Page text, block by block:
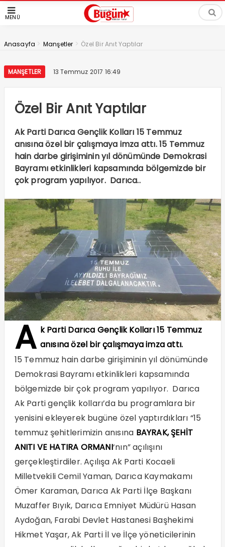
MENÜ
Anasayfa > Manşetler > Özel Bir Anıt Yaptılar
MANŞETLER 13 Temmuz 2017 16:49
Özel Bir Anıt Yaptılar
Ak Parti Darıca Gençlik Kolları 15 Temmuz
anısına özel bir çalışmaya imza attı. 15 Temmuz
hain darbe girişiminin yıl dönümünde Demokrasi
Bayramı etkinlikleri kapsamında bölgemizde bir
çok program yapılıyor. Darıca..
A k Parti Darıca Gençlik Kolları 15 Temmuz
anısına özel bir çalışmaya imza attı.
15 Temmuz hain darbe girişiminin yıl dönümünde
Demokrasi Bayramı etkinlikleri kapsamında
bölgemizde bir çok program yapılıyor. Darıca
Ak Parti gençlik kolları’da bu programlara bir
yenisini ekleyerek bugüne özel yaptırdıkları “15
temmuz şehitlerimizin anısına BAYRAK, ŞEHİT
ANITI VE HATIRA ORMANI‘nın” açılışını
gerçekleştirdiler. Açılışa Ak Parti Kocaeli
Milletvekili Cemil Yaman, Darıca Kaymakamı
Ömer Karaman, Darıca Ak Parti İlçe Başkanı
Muzaffer Bıyık, Darıca Emniyet Müdürü Hasan
Aydoğan, Farabi Devlet Hastanesi Başhekimi
Hikmet Yaşar, Ak Parti İl ve İlçe yöneticilerinin